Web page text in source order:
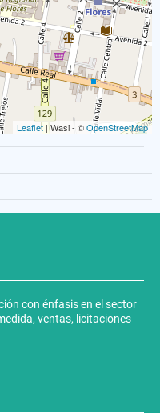
Leaflet | Wasi - ©OpenStreetMap
con énfasis en el sector
ventas, licitaciones